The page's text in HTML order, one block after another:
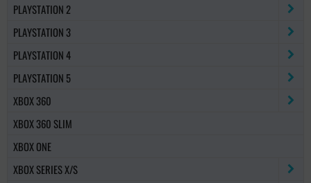
PLAYSTATION 2
PLAYSTATION 3
PLAYSTATION 4
PLAYSTATION 5
XBOX 360
XBOX 360 SLIM
XBOX ONE
XBOX SERIES X/S